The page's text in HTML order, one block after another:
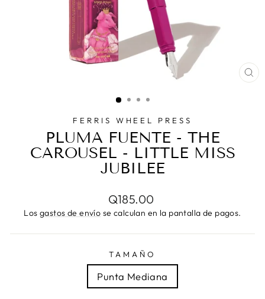
FERRIS WHEEL PRESS
PLUMA FUENTE - THE
CAROUSEL - LITTLE MISS
JUBILEE
Precio
habitual
Q185.00
Losgastos de envío se calculan en la pantalla de pagos.
TAMAÑO
Punta Mediana